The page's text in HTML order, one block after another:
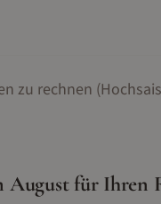
zu rechnen
Augustfür Ihren